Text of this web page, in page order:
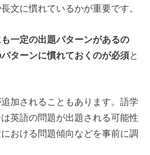
文に慣れているかが重要です。
一定の出題パターンがあるの
ターンに慣れておくのが必須と
加されることもあります。語学
英語の問題が出題される可能性
おける問題傾向などを事前に調